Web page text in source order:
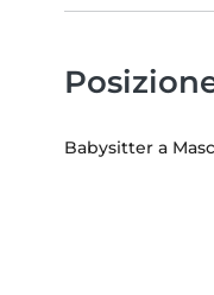
Babysitter a